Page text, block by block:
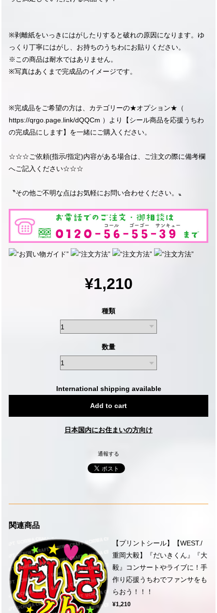
※剥離紙をいっきにはがしたりすると破れの原因になります。ゆ
っくり丁寧にはがし、お持ちのうちわにお貼りください。
※この商品は耐水ではありません。
※写真はあくまで完成品のイメージです。
※完成品をご希望の方は、カテゴリーの★オプション★（
https://qrgo.page.link/dQQCm ）より【シール商品を応援うちわ
の完成品にします】を一緒にご購入ください。
☆☆☆ご依頼(指示/指定)内容がある場合は、ご注文の際に備考欄
へご記入ください☆☆☆
〝その他ご不明な点はお気軽にお問い合わせください。〟
¥1,210
種類
数量
International shipping available
Add to cart
日本国内にお住まいの方向け
通報する
関連商品
【プリントシール】【WEST./
重岡大毅】『だいきくん』『大
毅』コンサートやライブに！手
作り応援うちわでファンサをも
らおう！！！
¥1,210